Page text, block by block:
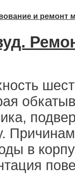
и ремонт
в